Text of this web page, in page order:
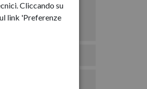
Cliccando su
link 'Preferenze